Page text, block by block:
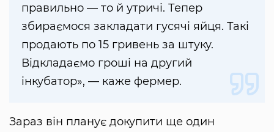
правильно — то й утричі. Тепер
збираємося закладати гусячі яйця. Такі
продають по 15 гривень за штуку.
Відкладаємо гроші на другий
інкубатор», — каже фермер.
Зараз він планує докупити ще один